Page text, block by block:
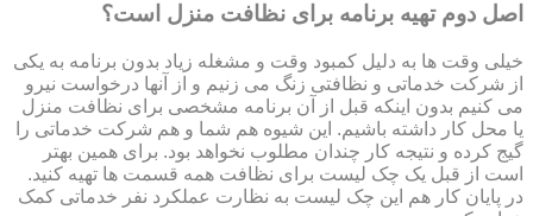
اصل دوم تهیه برنامه برای نظافت منزل است؟
خیلی وقت ها به دلیل کمبود وقت و مشغله زیاد بدون برنامه به یکی
از شرکت خدماتی و نظافتی زنگ می زنیم و از آنها درخواست نیرو
می کنیم بدون اینکه قبل از آن برنامه مشخصی برای نظافت منزل
یا محل کار داشته باشیم. این شیوه هم شما و هم شرکت خدماتی را
گیج کرده و نتیجه کار چندان مطلوب نخواهد بود. برای همین بهتر
است از قبل یک چک لیست برای نظافت همه قسمت ها تهیه کنید.
در پایان کار هم این چک لیست به نظارت عملکرد نفر خدماتی کمک